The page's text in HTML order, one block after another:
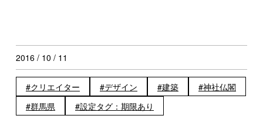
2016 / 10 / 11
クリエイター デザイン 建築
神社仏閣
群馬県
設定タグ：期限あり